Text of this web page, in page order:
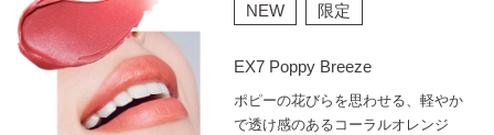
NEW 限定
EX7 Poppy Breeze
ポピーの花びらを思わせる、軽やか
で透け感のあるコーラルオレンジ